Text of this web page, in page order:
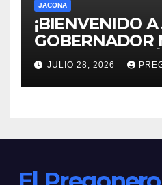
JACONA
¡BIENVENIDO
GOBERNADOR
ALFREDO
BEDOLLA!
JULIO 28, 2026